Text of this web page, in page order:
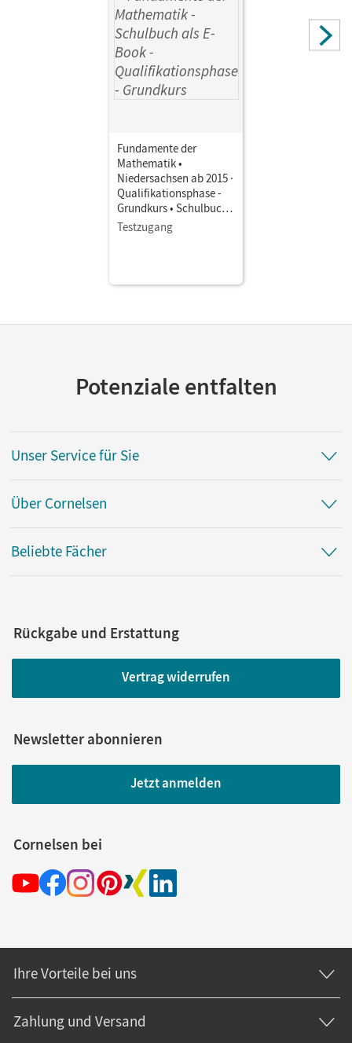
Krysmalski, Markus; Langlotz, Hubert; Füller, Jan; Yasar,
Ugur; Niemann, Thorsten
Fundamente der
Mathematik •
Niedersachsen ab 2015 ·
Qualifikationsphase -
Grundkurs • Schulbuch
als E-Book Mit Medien
Testzugang
Potenziale entfalten
Unser Service für Sie
Über Cornelsen
Beliebte Fächer
Rückgabe und Erstattung
Vertrag widerrufen
Newsletter abonnieren
Jetzt anmelden
Cornelsen bei
Ihre Vorteile bei uns
Zahlung und Versand